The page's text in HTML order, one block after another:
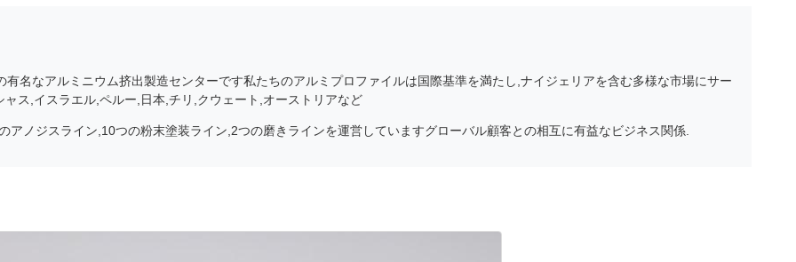
名なアルミニウム挤出製造センターです私たちのアルミプロファイルは国際基準を満たし,ナイジェリアを含む多様な市場にサー
ス,イスラエル,ペルー,日本,チリ,クウェート,オーストリアなど
ノジスライン,10つの粉末塗装ライン,2つの磨きラインを運営していますグローバル顧客との相互に有益なビジネス関係.